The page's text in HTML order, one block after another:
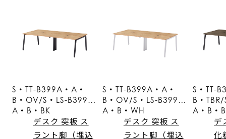
S・TT-B399A・A・
B・OV/S・LS-B399
A・B・BK
デスク 突板 ス
ラント脚（埋込
S・TT-B399A・A・
B・OV/S・LS-B399
A・B・WH
デスク 突板 ス
ラント脚（埋込
S・TT-
B・
A・B・
デ
化